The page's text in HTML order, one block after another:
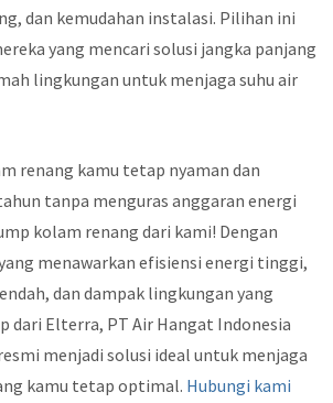
dan kemudahan instalasi. Pilihan ini
yang mencari solusi jangka panjang
lingkungan untuk menjaga suhu air
renang kamu tetap nyaman dan
tanpa menguras anggaran energi
kolam renang dari kami! Dengan
menawarkan efisiensi energi tinggi,
dan dampak lingkungan yang
dari Elterra, PT Air Hangat Indonesia
menjadi solusi ideal untuk menjaga
kamu tetap optimal. Hubungi kami